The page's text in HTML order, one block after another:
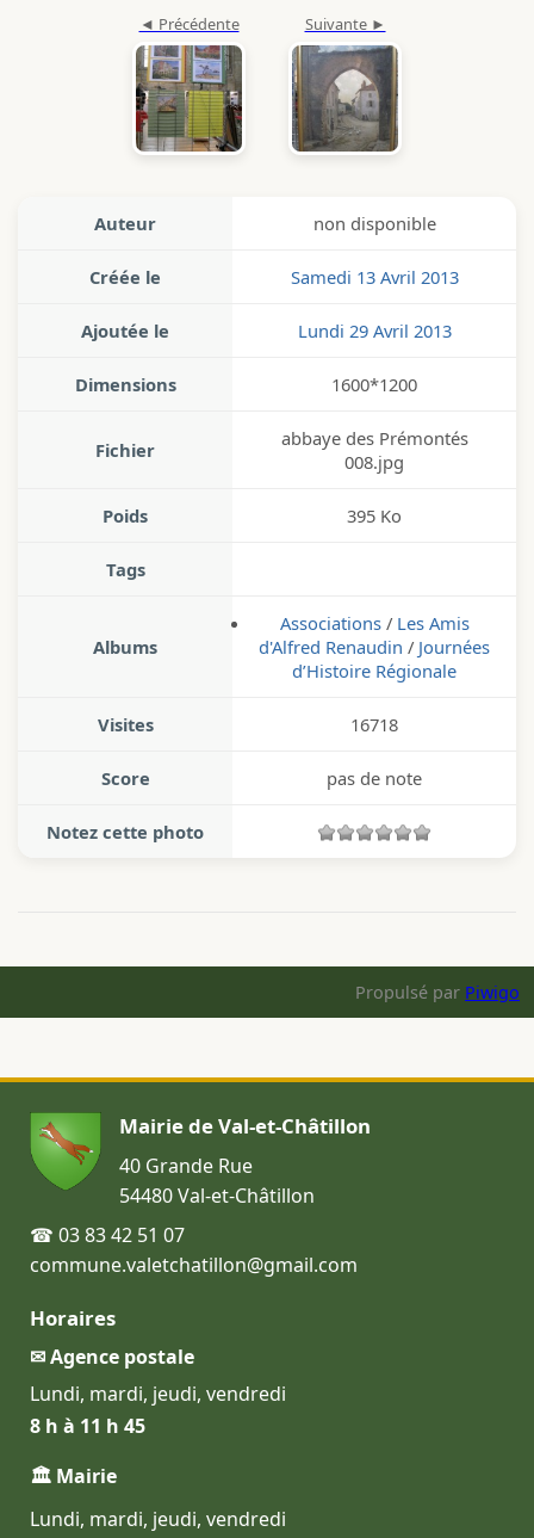
Auteur non disponible
Créée le Samedi 13 Avril 2013
Ajoutée le Lundi 29 Avril 2013
Dimensions 1600*1200
Fichier
abbaye des Prémontés
008.jpg
Poids 395 Ko
Tags
Albums
Associations/ Les Amis
d'Alfred Renaudin / Journées
d’Histoire Régionale
Visites 16718
Score pas de note
Notez cette photo
Propulsé par Piwigo
Mairie de Val-et-Châtillon
40 Grande Rue
54480 Val-et-Châtillon
☎ 03 83 42 51 07
commune.valetchatillon@gmail.com
Horaires
✉ Agence postale
Lundi, mardi, jeudi, vendredi
8 h à 11 h 45
🏛 Mairie
Lundi, mardi, jeudi, vendredi